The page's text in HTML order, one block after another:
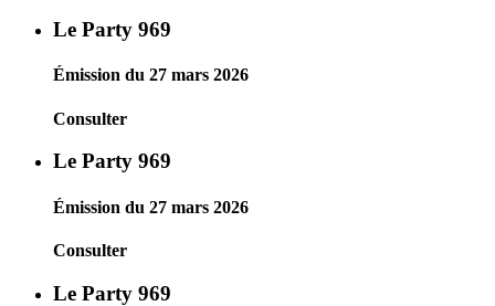
Le Party 969
Émission du 27 mars 2026
Consulter
Le Party 969
Émission du 27 mars 2026
Consulter
Le Party 969